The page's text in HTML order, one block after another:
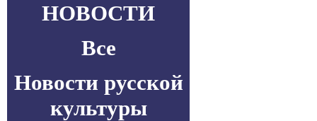
НОВОСТИ
Все
Новости русской
культуры